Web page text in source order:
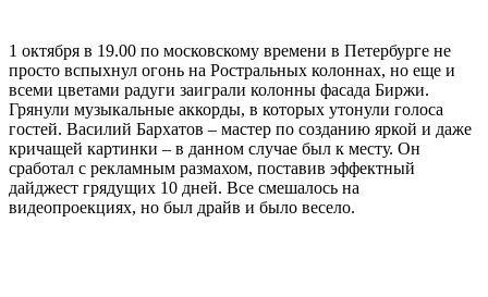
1 октября в 19.00 по московскому времени в Петербурге не
просто вспыхнул огонь на Ростральных колоннах, но еще и
всеми цветами радуги заиграли колонны фасада Биржи.
Грянули музыкальные аккорды, в которых утонули голоса
гостей. Василий Бархатов – мастер по созданию яркой и даже
кричащей картинки – в данном случае был к месту. Он
сработал с рекламным размахом, поставив эффектный
дайджест грядущих 10 дней. Все смешалось на
видеопроекциях, но был драйв и было весело.